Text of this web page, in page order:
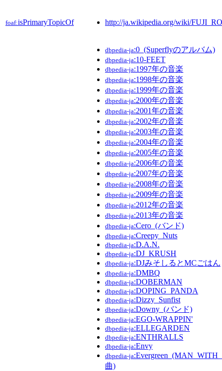
foaf:isPrimaryTopicOf http://ja.wikipedia.org/wiki/
dbpedia-ja:0_(Superflyのアルバム)
dbpedia-ja:10-FEET
dbpedia-ja:1997年の音楽
dbpedia-ja:1998年の音楽
dbpedia-ja:1999年の音楽
dbpedia-ja:2000年の音楽
dbpedia-ja:2001年の音楽
dbpedia-ja:2002年の音楽
dbpedia-ja:2003年の音楽
dbpedia-ja:2004年の音楽
dbpedia-ja:2005年の音楽
dbpedia-ja:2006年の音楽
dbpedia-ja:2007年の音楽
dbpedia-ja:2008年の音楽
dbpedia-ja:2009年の音楽
dbpedia-ja:2012年の音楽
dbpedia-ja:2013年の音楽
dbpedia-ja:Cero_(バンド)
dbpedia-ja:Creepy_Nuts
dbpedia-ja:D.A.N.
dbpedia-ja:DJ_KRUSH
dbpedia-ja:DJみそしるとMCごはん
dbpedia-ja:DMBQ
dbpedia-ja:DOBERMAN
dbpedia-ja:DOPING_PANDA
dbpedia-ja:Dizzy_Sunfist
dbpedia-ja:Downy_(バンド)
dbpedia-ja:EGO-WRAPPIN'
dbpedia-ja:ELLEGARDEN
dbpedia-ja:ENTHRALLS
dbpedia-ja:Envy
dbpedia-ja
曲)